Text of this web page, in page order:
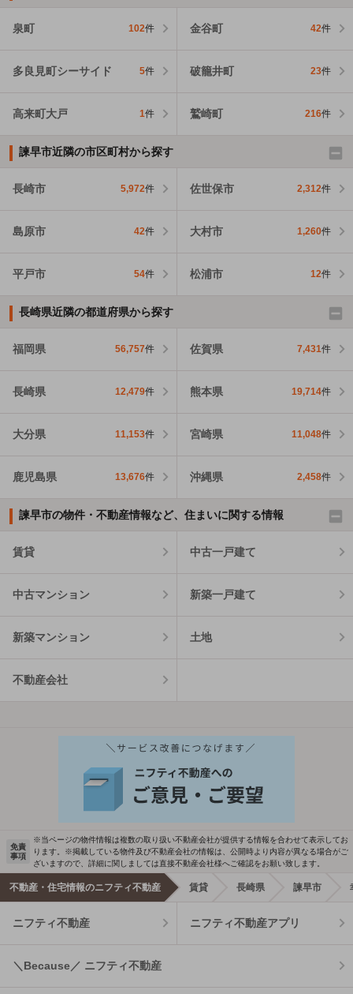
泉町 102件 金谷町 42件
多良見町シーサイド 5件 破籠井町 23件
高来町大戸 1件 鷲崎町 216件
諫早市近隣の市区町村から探す
長崎市 5,972件 佐世保市 2,312件
島原市 42件 大村市 1,260件
平戸市 54件 松浦市 12件
長崎県近隣の都道府県から探す
福岡県 56,757件 佐賀県 7,431件
長崎県 12,479件 熊本県 19,714件
大分県 11,153件 宮崎県 11,048件
鹿児島県 13,676件 沖縄県 2,458件
諫早市の物件・不動産情報など、住まいに関する情報
賃貸 中古一戸建て
中古マンション 新築一戸建て
新築マンション 土地
不動産会社
免責
事項
※当ページの物件情報は複数の取り扱い不動産会社が提供する情報を合わせて表示してお
ります。※掲載している物件及び不動産会社の情報は、公開時より内容が異なる場合がご
ざいますので、詳細に関しましては直接不動産会社様へご確認をお願い致します。
不動産・住宅情報のニフティ不動産 賃貸 長崎県 諫早市
ニフティ不動産 ニフティ不動産アプリ
＼Because／ ニフティ不動産